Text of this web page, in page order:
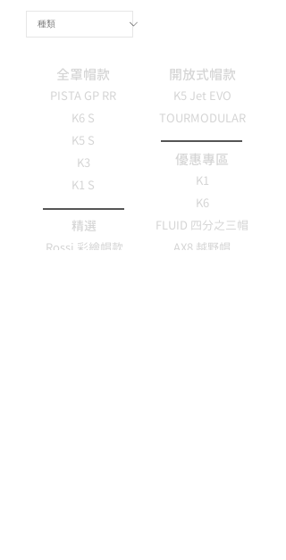
全罩帽款
PISTA GP RR
K6 S
K5 S
K3
K1 S
精選
Rossi 彩繪帽款
開放式帽款
K5 Jet EVO
TOURMODULAR
優惠專區
K1
K6
FLUID 四分之三帽
AX8 越野帽